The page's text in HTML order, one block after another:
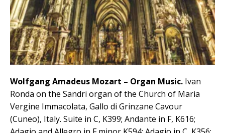
Wolfgang Amadeus Mozart – Organ Music. Ivan
Ronda on the Sandri organ of the Church of Maria
Vergine Immacolata, Gallo di Grinzane Cavour
(Cuneo), Italy. Suite in C, K399; Andante in F, K616;